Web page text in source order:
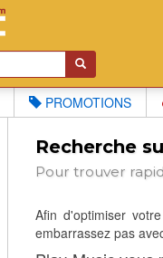
PROMOTIONS
Recherche
Pour trouver
Afin d'optimiser
embarrassez pas